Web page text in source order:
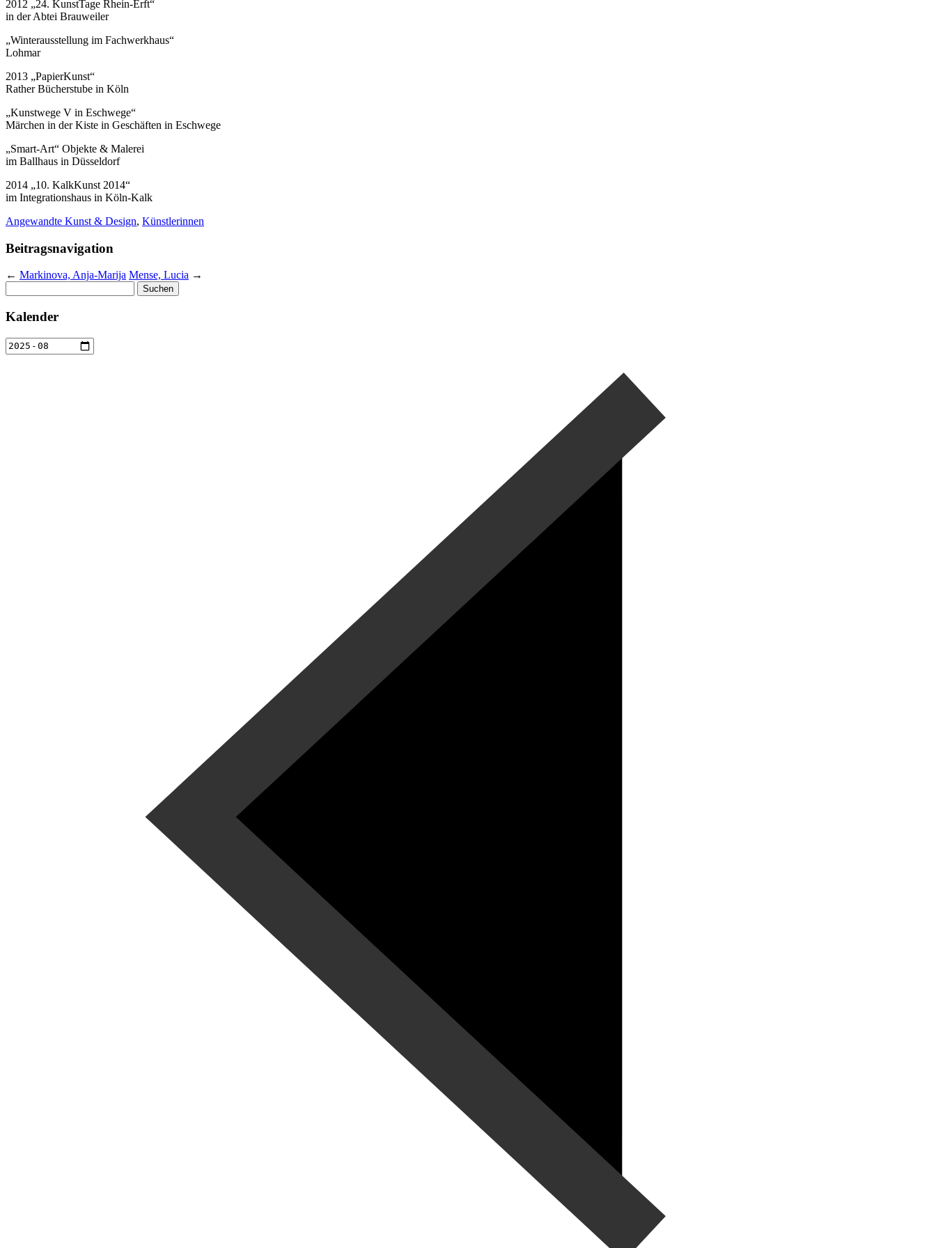
2012 „24. KunstTage Rhein-Erft“
in der Abtei Brauweiler
„Winterausstellung im Fachwerkhaus“
Lohmar
2013 „PapierKunst“
Rather Bücherstube in Köln
„Kunstwege V in Eschwege“
Märchen in der Kiste in Geschäften in Eschwege
„Smart-Art“ Objekte & Malerei
im Ballhaus in Düsseldorf
2014 „10. KalkKunst 2014“
im Integrationshaus in Köln-Kalk
Angewandte Kunst & Design, Künstlerinnen
Beitragsnavigation
← Markinova, Anja-Marija Mense, Lucia →
nach:
Kalender